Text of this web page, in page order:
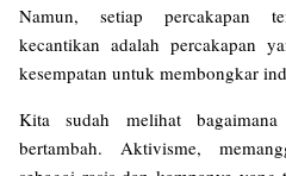
Namun, setiap percakapan
kecantikan adalah percakapan
kesempatan untuk membongkar
Kita sudah melihat
bertambah. Aktivisme,